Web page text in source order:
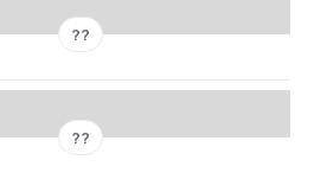
??
??